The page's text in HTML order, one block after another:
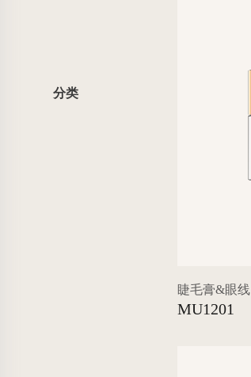
分类
睫毛膏&眼线
MU1201